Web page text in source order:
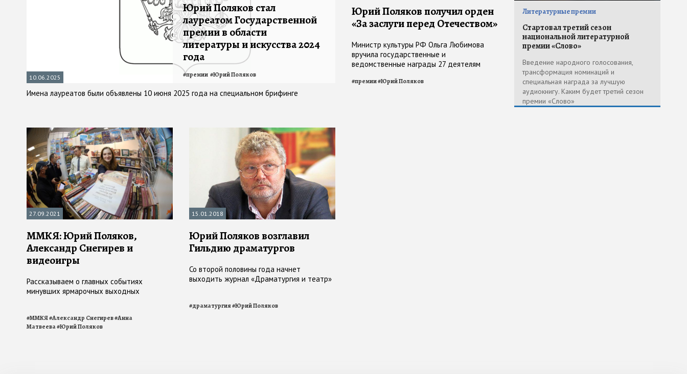
10.06.2025
Юрий Поляков стал
лауреатом Государственной
премии в области
литературы и искусства 2024
года
Имена лауреатов были объявлены 10 июня 2025 года на специальном брифинге
#премии #Юрий Поляков
Юрий Поляков получил орден
«За заслуги перед Отечеством»
Министр культуры РФ Ольга Любимова
вручила государственные и
ведомственные награды 27 деятелям
#премии#Юрий Поляков
Литературные премии
Стартовал третий сезон
национальной литературной
премии «Слово»
Введение народного голосования,
трансформация номинаций и
специальная награда за лучшую
аудиокнигу. Каким будет третий сезон
премии «Слово»
27.09.2021
ММКЯ: Юрий Поляков,
Александр Снегирев и
видеоигры
Рассказываем о главных событиях
минувших ярмарочных выходных
#ММКЯ#Александр Снегирев#Анна
Матвеева#Юрий Поляков
15.01.2018
Юрий Поляков возглавил
Гильдию драматургов
Со второй половины года начнет
выходить журнал «Драматургия и театр»
#драматургия#Юрий Поляков